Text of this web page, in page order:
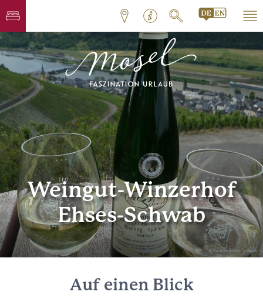
© Familie Ehses-Schwab
Weingut-Winzerhof
Ehses-Schwab
Auf einen Blick